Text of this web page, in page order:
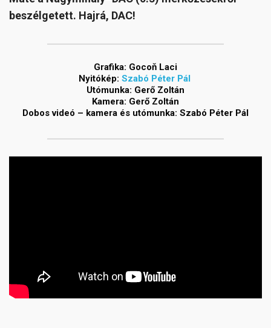
beszélgetett. Hajrá, DAC!
Grafika: Gocoň Laci
Nyitókép: Szabó Péter Pál
Utómunka: Gerő Zoltán
Kamera: Gerő Zoltán
Dobos videó – kamera és utómunka: Szabó Péter Pál